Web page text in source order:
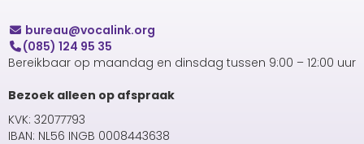
uaerub@vocalink.org
(085) 124 95 35
Bereikbaar op maandag en dinsdag tussen 9:00 – 12:00 uur
Bezoek alleen op afspraak
KVK: 32077793
IBAN: NL56 INGB 0008443638